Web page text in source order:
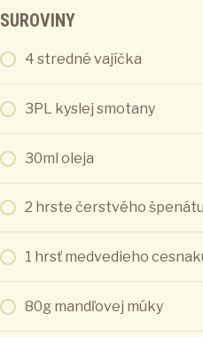
SUROVINY
4 stredné vajíčka
3PL kyslej smotany
30ml oleja
2 hrste čerstvého špenátu
1 hrsť medvedieho
80g mandľovej múky